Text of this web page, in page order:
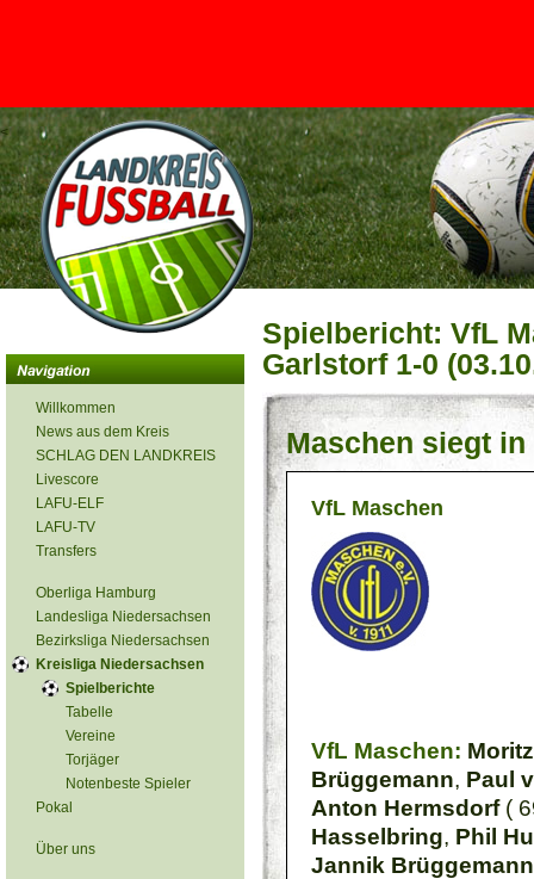
<
Willkommen
News aus dem Kreis
SCHLAG DEN LANDKREIS
Livescore
LAFU-ELF
LAFU-TV
Transfers
Oberliga Hamburg
Landesliga Niedersachsen
Bezirksliga Niedersachsen
Kreisliga Niedersachsen
Spielberichte
Tabelle
Vereine
Torjäger
Notenbeste Spieler
Pokal
Über uns
Spielbericht: VfL
Garlstorf 1-0
Maschen siegt
VfL Maschen
VfL Maschen:
Brüggemann, Paul
Anton Hermsdorf(
Hasselbring, Phil
Jannik Brüggemann